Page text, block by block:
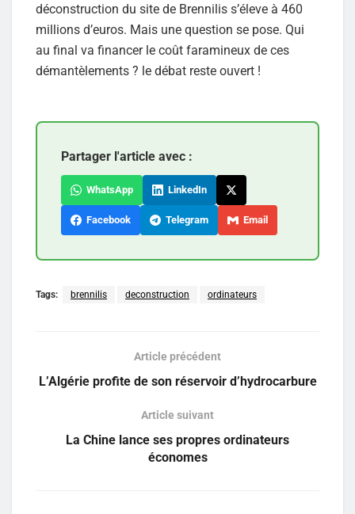
déconstruction du site de Brennilis s’éleve à 460
millions d’euros. Mais une question se pose. Qui
au final va financer le coût faramineux de ces
démantèlements ? le débat reste ouvert !
Partager l'article avec :
WhatsApp LinkedIn
Facebook Telegram Email
Tags: brennilis deconstruction ordinateurs
Article précédent
L’Algérie profite de son réservoir d’hydrocarbure
Article suivant
La Chine lance ses propres ordinateurs
économes